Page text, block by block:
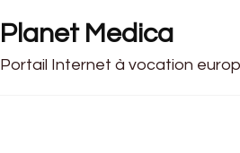
Planet Medica
Portail Internet à vocation